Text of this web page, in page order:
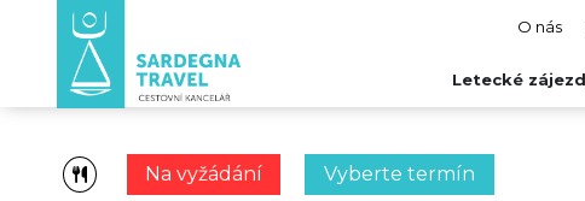
O nás
Letecké
Na vyžádání Vyberte termín